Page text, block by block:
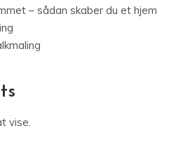
– sådan skaber du et hjem
vise.